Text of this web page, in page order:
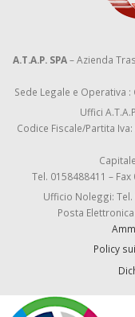
A.T.A.P. SPA– Azienda
Sede Legale e Operativa
Uffici
Codice Fiscale/Partita Iva:
Tel. 0158488411 – Fax
Ufficio Noleggi: Tel.
Posta
Policy